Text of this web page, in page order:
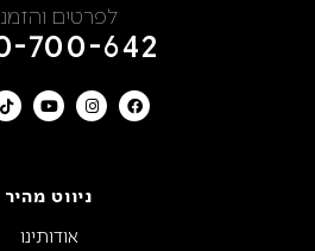
לפרטים
700-642
ניווט מהיר
אודותינו